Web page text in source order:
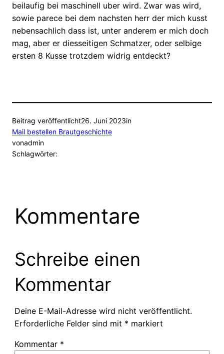
beilaufig bei maschinell uber wird. Zwar was wird,
sowie parece bei dem nachsten herr der mich kusst
nebensachlich dass ist, unter anderem er mich doch
mag, aber er diesseitigen Schmatzer, oder selbige
ersten 8 Kusse trotzdem widrig entdeckt?
Beitrag veröffentlicht26. Juni 2023in
Mail bestellen Brautgeschichte
vonadmin
Schlagwörter:
Kommentare
Schreibe einen
Kommentar
Deine E-Mail-Adresse wird nicht veröffentlicht.
Erforderliche Felder sind mit * markiert
Kommentar *